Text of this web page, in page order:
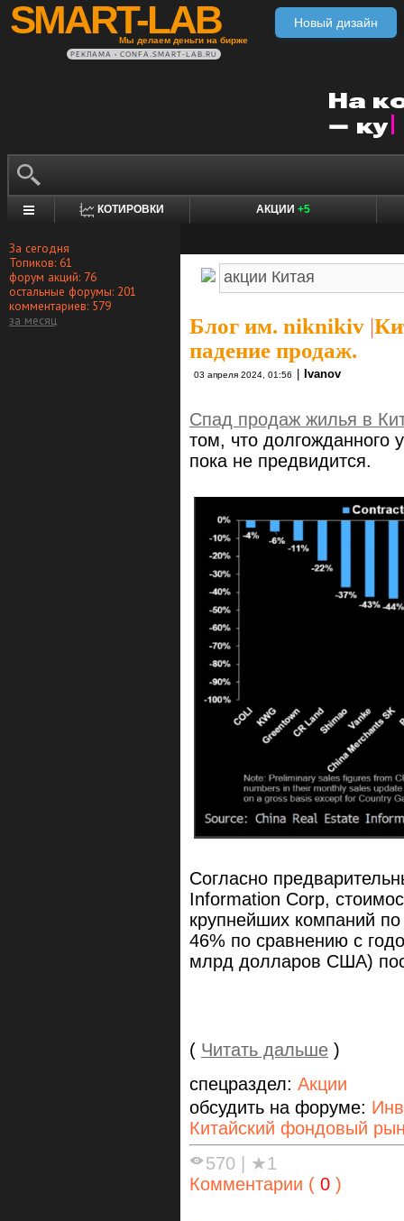
SMART-LAB
Мы делаем деньги на бирже
Новый дизайн
РЕКЛАМА • CONFA.SMART-LAB.RU
КОТИРОВКИ АКЦИИ +5
За сегодня
Топиков: 61
форум акций: 76
остальные форумы: 201
комментариев: 579
за месяц
Блог им. niknikiv |
падение продаж.
03 апреля 2024, 01:56 Ivanov
Спад продаж жилья в
том, что долгожданного
пока не предвидится.
Согласно
Information Corp,
крупнейших компаний
46% по сравнению с
млрд долларов США)
( Читать дальше )
спецраздел: Акции
обсудить на форуме:
Китайский фондовый
570
★1
Комментарии ( 0 )